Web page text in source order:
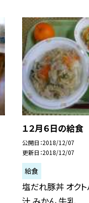
１２月６日の給食
公開日 2018/12/07
更新日 2018/12/07
給食
塩だれ豚丼 オク